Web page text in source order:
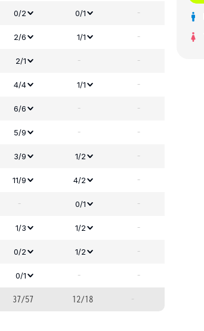
0/2 0/1 -
2/6 1/1 -
2/1 - -
4/4 1/1 -
6/6 - -
5/9 - -
3/9 1/2 -
11/9 4/2 -
- 0/1 -
1/3 1/2 -
0/2 1/2 -
0/1 - -
37/57 12/18 -